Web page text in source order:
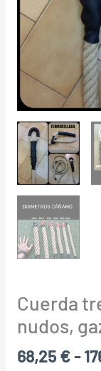
Cuerda
nudos,
68,25 €-
cantidad